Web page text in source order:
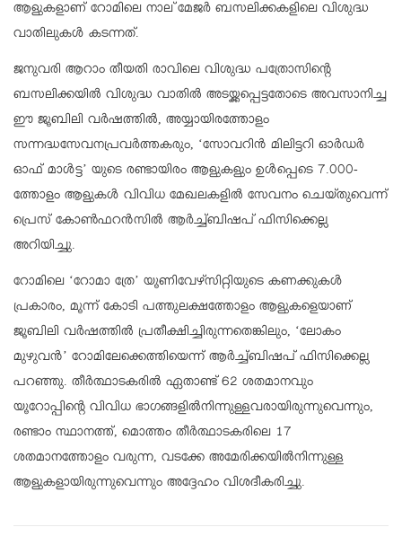
ആളുകളാണ് റോമിലെ നാല് മേജര്‍ ബസലിക്കകളിലെ വിശുദ്ധ
വാതിലുകള്‍ കടന്നത്.
ജനുവരി ആറാം തീയതി രാവിലെ വിശുദ്ധ പത്രോസിന്റെ
ബസലിക്കയില്‍ വിശുദ്ധ വാതില്‍ അടയ്ക്കപ്പെട്ടതോടെ അവസാനിച്ച
ഈ ജൂബിലി വര്‍ഷത്തില്‍, അയ്യായിരത്തോളം
സന്നദ്ധസേവനപ്രവര്‍ത്തകരും, ‘സോവറിന്‍ മിലിട്ടറി ഓര്‍ഡര്‍
ഓഫ് മാള്‍ട്ട’ യുടെ രണ്ടായിരം ആളുകളും ഉള്‍പ്പെടെ 7.000-
ത്തോളം ആളുകള്‍ വിവിധ മേഖലകളില്‍ സേവനം ചെയ്തുവെന്ന്
പ്രെസ് കോണ്‍ഫറന്‍സില്‍ ആര്‍ച്ച്ബിഷപ് ഫിസിക്കെല്ല
അറിയിച്ചു.
റോമിലെ ‘റോമാ ത്രേ’ യൂണിവേഴ്‌സിറ്റിയുടെ കണക്കുകള്‍
പ്രകാരം, മൂന്ന് കോടി പത്തുലക്ഷത്തോളം ആളുകളെയാണ്
ജൂബിലി വര്‍ഷത്തില്‍ പ്രതീക്ഷിച്ചിരുന്നതെങ്കിലും, ‘ലോകം
മുഴുവന്‍’ റോമിലേക്കെത്തിയെന്ന് ആര്‍ച്ച്ബിഷപ് ഫിസിക്കെല്ല
പറഞ്ഞു. തീര്‍ത്ഥാടകരില്‍ ഏതാണ്ട് 62 ശതമാനവും
യൂറോപ്പിന്റെ വിവിധ ഭാഗങ്ങളില്‍നിന്നുള്ളവരായിരുന്നുവെന്നും,
രണ്ടാം സ്ഥാനത്ത്, മൊത്തം തീര്‍ത്ഥാടകരിലെ 17
ശതമാനത്തോളം വരുന്ന, വടക്കേ അമേരിക്കയില്‍നിന്നുള്ള
ആളുകളായിരുന്നുവെന്നും അദ്ദേഹം വിശദീകരിച്ചു.